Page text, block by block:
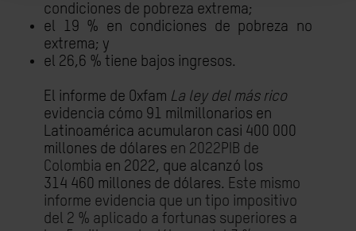
condiciones de pobreza extrema;
el 19 % en condiciones de pobreza no
extrema; y
el 26,6 % tiene bajos ingresos.
El informe de Oxfam La ley del más rico
evidencia cómo 91 milmillonarios en
Latinoamérica acumularon casi 400 000
millones de dólares en 2022 PIB de
Colombia en 2022, que alcanzó los
314 460 millones de dólares. Este mismo
informe evidencia que un tipo impositivo
del 2 % aplicado a fortunas superiores a